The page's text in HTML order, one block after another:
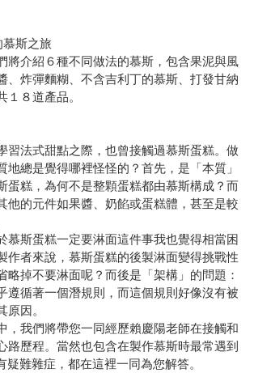
慕斯之旅
介紹６種不同做法的慕斯，包含果泥與風
、炸彈麵糊、不含吉利丁的慕斯、打發甘納
１８道產品。
法式甜點之際，也曾接觸過慕斯蛋糕。做
地總是覺得哪裡怪怪的？首先，是「本質」
蛋糕，為何不是整顆蛋糕都由慕斯構成？而
他的元件如果醬、奶餡或蛋糕體，甚至是較
斯蛋糕一定要淋面這件事我也覺得相當困
作者來說，慕斯蛋糕的後製淋面變得挑戰性
略掉不要淋面呢？而後是「架構」的問題：
遵循著一個潛規則，而這個規則好像沒有被
原因。
我們將帶您一同經歷賴慶陽老師在接觸和
路歷程。當然也包含在製作慕斯時最常遇到
疑難雜症，都在這裡一同為您解答。